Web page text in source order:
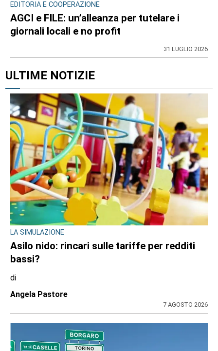
EDITORIA E COOPERAZIONE
AGCI e FILE: un’alleanza per tutelare i
giornali locali e no profit
31 LUGLIO 2026
ULTIME NOTIZIE
LA SIMULAZIONE
Asilo nido: rincari sulle tariffe per redditi
bassi?
di
Angela Pastore
7 AGOSTO 2026